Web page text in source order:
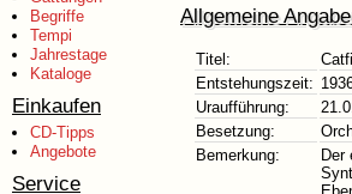
Begriffe
Tempi
Jahrestage
Kataloge
Einkaufen
CD-Tipps
Angebote
Service
Allgemeine
Titel:
Entstehungszeit:
Uraufführung:
Besetzung:
Bemerkung:
Der